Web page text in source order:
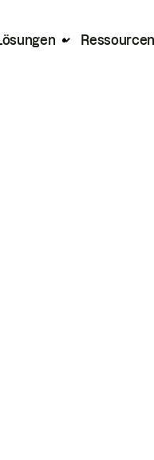
Lösungen Ressourcen